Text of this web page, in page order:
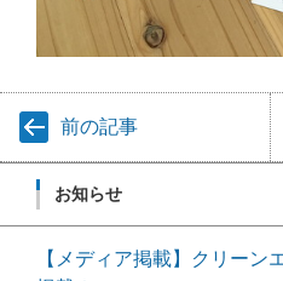
前の記事
お知らせ
【メディア掲載】クリーン